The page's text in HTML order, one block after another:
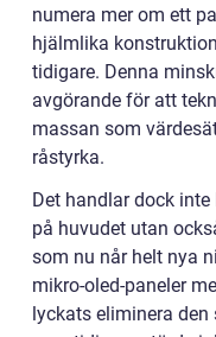
numera mer om ett
hjälmlika
tidigare. Denna
avgörande för att
massan som
råstyrka.
Det handlar dock
på huvudet utan
som nu når helt nya
mikro-oled-paneler
lyckats eliminera